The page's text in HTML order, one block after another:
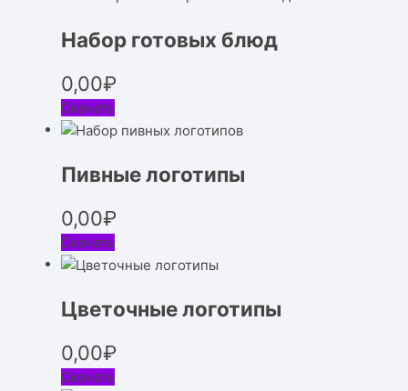
Набор готовых блюд
0,00₽
Скачать
Пивные логотипы
0,00₽
Скачать
Цветочные логотипы
0,00₽
Скачать